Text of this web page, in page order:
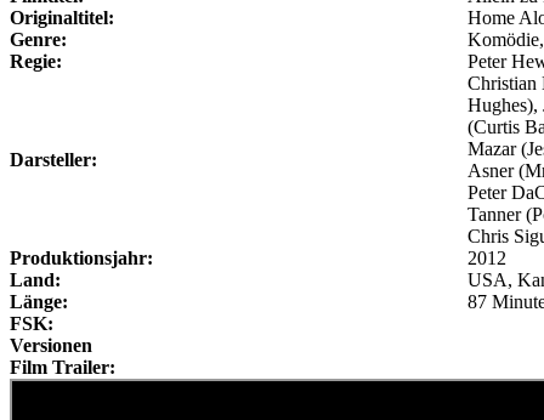
Originaltitel:
Home
Genre:
Regie:
Peter
Darsteller:
Christian
(Curtis
Mazar
Asner
Peter
Tanner
Chris
Produktionsjahr:
2012
Land:
USA,
Länge:
87
FSK:
Versionen
Film Trailer: